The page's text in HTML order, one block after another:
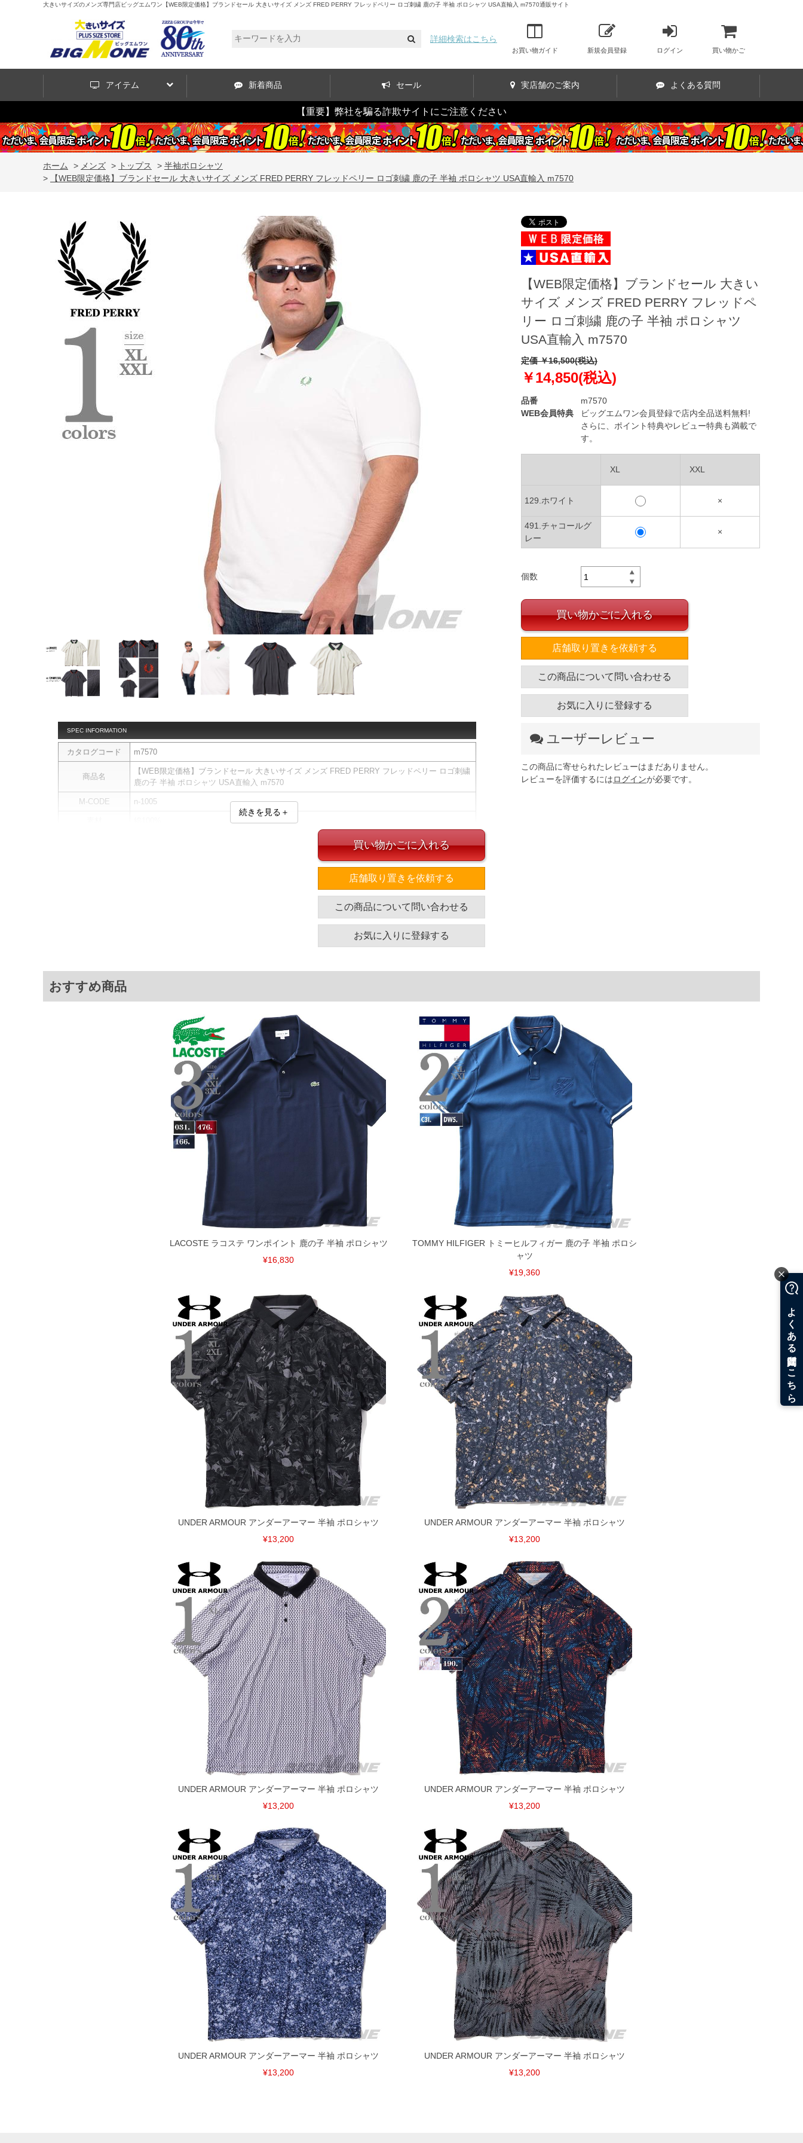
大きいサイズのメンズ専門店ビッグエムワン【WEB限定価格】ブランドセール 大きいサイズ メンズ FRED PERRY フレッドペリー ロゴ刺繍 鹿の子 半袖 ポロシャツ USA直輸入 m7570通販サイト
詳細検索はこちら
お買い物ガイド 新規会員登録 ログイン 買い物かご
アイテム 新着商品 セール 実店舗のご案内 よくある質問
【重要】弊社を騙る詐欺サイトにご注意ください
ホーム > メンズ > トップス > 半袖ポロシャツ
>
【WEB限定価格】ブランドセール 大きいサイズ メンズ FRED PERRY フレッドペリー ロゴ刺繍 鹿の子 半袖 ポロシャツ USA直輸入 m7570
SPEC INFORMATION
カタログコード m7570
商品名
【WEB限定価格】ブランドセール 大きいサイズ メンズ FRED PERRY フレッドペリー ロゴ刺繍
鹿の子 半袖 ポロシャツ USA直輸入 m7570
M-CODE n-1005
袖丈 裾幅 着丈
27 57 76
27.5 61
77
※商品によって若干のサイズの誤差がございます。また、お客様がご使用の環境（コンピュータ画
面）によって、商品の色味が若干異なる場合がございます。予めご了承ください。
※上記サイズが実際の商品に付いているタグのサイズ表記と異なる場合があります。お取り扱い前に
商品付属タグの記載もご確認下さい。
※当店での掲載商品は、実店鋪と在庫を共用しておりますので店頭での売り違い、店舗からのお取り
寄せ等により、お客様にご迷惑をお掛けしてしまう場合がございます。そのようなことがない様最大
限に努めておりますが、もしあった場合速やかにご連絡させて頂きますので予めご了承ください。
※【ボトムの裾上げをご希望の場合】
裾上げ料金は500円+税となります。
備考欄に股下●cmとご記入下さい。（裾上げ無料対象商品は1本につき税込6,000円以上の品が対象。
1本5,999円以下の商品は有料（500円+税）となります。）
出荷まで約1週間～20日間程お時間を頂く場合がございます。
尚、裾上げした商品は返品・交換不可となりますので、予めご了承下さい。
一部、お直しに対応出来ない商品がございます。(例：裾にファスナーや調節ひもが付いている、極
端なデザインが施されている等)
※【返品交換について】
返品交換希望の方は、商品到着後1週間以内にご連絡ください。
下着(肌着)やワイシャツは商品の性質上、返品交換不可とさせて頂いております。予めご了承くださ
続きを見る＋
【WEB限定価格】ブランドセール 大きい
サイズ メンズ FRED PERRY フレッドペ
リー ロゴ刺繍 鹿の子 半袖 ポロシャツ
USA直輸入 m7570
定価 ￥16,500(税込)
￥14,850(税込)
品番
m7570
WEB会員特典
ビッグエムワン会員登録で店内全品送料無料!
さらに、ポイント特典やレビュー特典も満載で
す。
XL XXL
129.ホワイト ×
491.チャコールグ
レー
×
個数
買い物かごに入れる
店舗取り置きを依頼する
この商品について問い合わせる
お気に入りに登録する
ユーザーレビュー
この商品に寄せられたレビューはまだありません。
レビューを評価するにはログインが必要です。
買い物かごに入れる
店舗取り置きを依頼する
この商品について問い合わせる
お気に入りに登録する
おすすめ商品
LACOSTE ラコステ ワンポイント 鹿の子 半袖 ポロシャツ
¥16,830
TOMMY HILFIGER トミーヒルフィガー 鹿の子 半袖 ポロシ
ャツ
¥19,360
UNDER ARMOUR アンダーアーマー 半袖 ポロシャツ
¥13,200
UNDER ARMOUR アンダーアーマー 半袖 ポロシャツ
¥13,200
UNDER ARMOUR アンダーアーマー 半袖 ポロシャツ
¥13,200
UNDER ARMOUR アンダーアーマー 半袖 ポロシャツ
¥13,200
UNDER ARMOUR アンダーアーマー 半袖 ポロシャツ
¥13,200
UNDER ARMOUR アンダーアーマー 半袖 ポロシャツ
¥13,200